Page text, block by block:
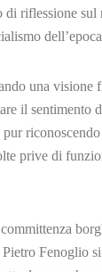
riflessione
una
il
prive di